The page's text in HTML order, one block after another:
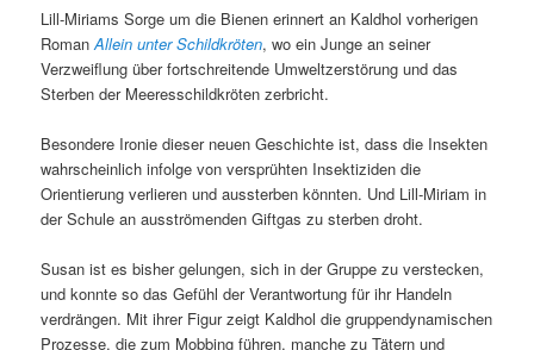
Lill-Miriams Sorge um die Bienen erinnert an Kaldhol vorherigen
RomanAllein unter Schildkröten, wo ein Junge an seiner
Verzweiflung über fortschreitende Umweltzerstörung und das
Sterben der Meeresschildkröten zerbricht.
Besondere Ironie dieser neuen Geschichte ist, dass die Insekten
wahrscheinlich infolge von versprühten Insektiziden die
Orientierung verlieren und aussterben könnten. Und Lill-Miriam in
der Schule an ausströmenden Giftgas zu sterben droht.
Susan ist es bisher gelungen, sich in der Gruppe zu verstecken,
und konnte so das Gefühl der Verantwortung für ihr Handeln
verdrängen. Mit ihrer Figur zeigt Kaldhol die gruppendynamischen
Prozesse, die zum Mobbing führen, manche zu Tätern und